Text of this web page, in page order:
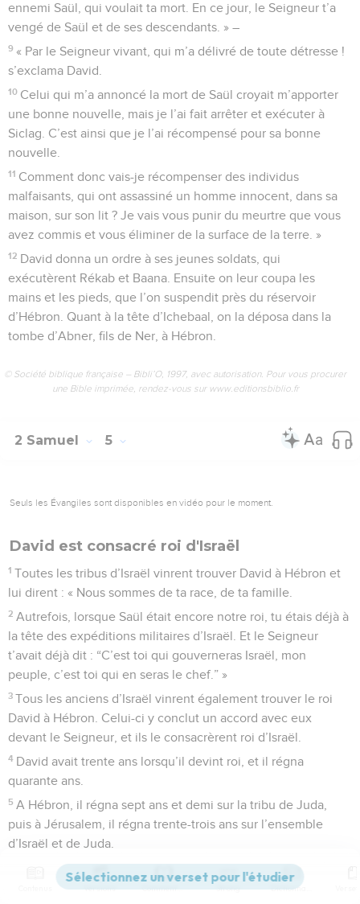
ennemi Saül, qui voulait ta mort. En ce jour, le Seigneur t’a
vengé de Saül et de ses descendants. » –
9 « Par le Seigneur vivant, qui m’a délivré de toute détresse !
s’exclama David.
10 Celui qui m’a annoncé la mort de Saül croyait m’apporter
une bonne nouvelle, mais je l’ai fait arrêter et exécuter à
Siclag. C’est ainsi que je l’ai récompensé pour sa bonne
nouvelle.
11 Comment donc vais-je récompenser des individus
malfaisants, qui ont assassiné un homme innocent, dans sa
maison, sur son lit ? Je vais vous punir du meurtre que vous
avez commis et vous éliminer de la surface de la terre. »
12 David donna un ordre à ses jeunes soldats, qui
exécutèrent Rékab et Baana. Ensuite on leur coupa les
mains et les pieds, que l’on suspendit près du réservoir
d’Hébron. Quant à la tête d’Ichebaal, on la déposa dans la
tombe d’Abner, fils de Ner, à Hébron.
© Société biblique française – Bibli’O, 1997, avec autorisation. Pour vous procurer
une Bible imprimée, rendez-vous sur www.editionsbiblio.fr
2 Samuel 5
Seuls les Évangiles sont disponibles en vidéo pour le moment.
David est consacré roi d'Israël
1 Toutes les tribus d’Israël vinrent trouver David à Hébron et
lui dirent : « Nous sommes de ta race, de ta famille.
2 Autrefois, lorsque Saül était encore notre roi, tu étais déjà à
la tête des expéditions militaires d’Israël. Et le Seigneur
t’avait déjà dit : “C’est toi qui gouverneras Israël, mon
peuple, c’est toi qui en seras le chef.” »
3 Tous les anciens d’Israël vinrent également trouver le roi
David à Hébron. Celui-ci y conclut un accord avec eux
devant le Seigneur, et ils le consacrèrent roi d’Israël.
4 David avait trente ans lorsqu’il devint roi, et il régna
quarante ans.
5 A Hébron, il régna sept ans et demi sur la tribu de Juda,
puis à Jérusalem, il régna trente-trois ans sur l’ensemble
d’Israël et de Juda.
David s'empare de Jérusalem
Versions Commentaires Strong